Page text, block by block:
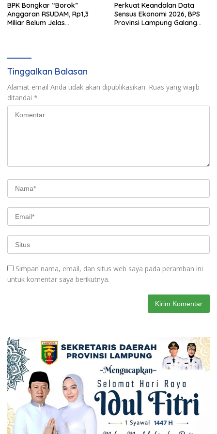
BPK Bongkar “Borok”
Anggaran RSUDAM, Rp1,3
Miliar Belum Jelas
Perkuat Keandalan Data
Sensus Ekonomi 2026, BPS
Provinsi Lampung Galang
Tinggalkan Balasan
Alamat email Anda tidak akan dipublikasikan. Ruas yang wajib
ditandai *
Simpan nama, email, dan situs web saya pada peramban ini
untuk komentar saya berikutnya.